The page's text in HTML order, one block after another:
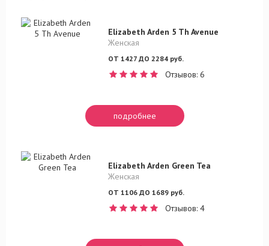
Elizabeth Arden 5 Th Avenue
Женская
ОТ 1427 ДО 2284 руб.
Отзывов: 6
подробнее
Elizabeth Arden Green Tea
Женская
ОТ 1106 ДО 1689 руб.
Отзывов: 4